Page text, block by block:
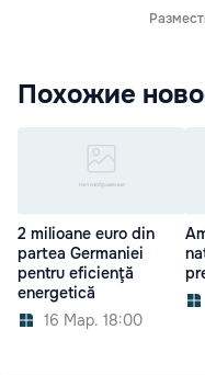
Похожие
2 milioane euro din
partea Germaniei
pentru eficienţă
energetică
16 Мар. 18:00